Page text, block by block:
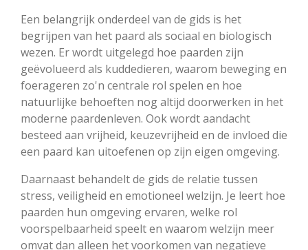
Een belangrijk onderdeel van de gids is het
begrijpen van het paard als sociaal en biologisch
wezen. Er wordt uitgelegd hoe paarden zijn
geëvolueerd als kuddedieren, waarom beweging en
foerageren zo'n centrale rol spelen en hoe
natuurlijke behoeften nog altijd doorwerken in het
moderne paardenleven. Ook wordt aandacht
besteed aan vrijheid, keuzevrijheid en de invloed die
een paard kan uitoefenen op zijn eigen omgeving.
Daarnaast behandelt de gids de relatie tussen
stress, veiligheid en emotioneel welzijn. Je leert hoe
paarden hun omgeving ervaren, welke rol
voorspelbaarheid speelt en waarom welzijn meer
omvat dan alleen het voorkomen van negatieve